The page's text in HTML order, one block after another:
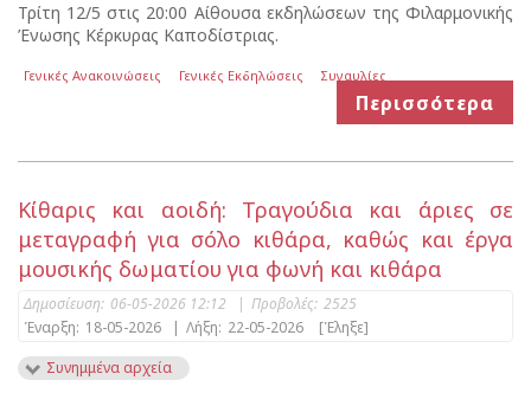
Τρίτη 12/5 στις 20:00 Αίθουσα εκδηλώσεων της Φιλαρμονικής
Ένωσης Κέρκυρας Καποδίστριας.
Γενικές Ανακοινώσεις Γενικές Εκδηλώσεις Συναυλίες
Περισσότερα
Κίθαρις και αοιδή: Τραγούδια και άριες σε
μεταγραφή για σόλο κιθάρα, καθώς και έργα
μουσικής δωματίου για φωνή και κιθάρα
Δημοσίευση: 06-05-2026 12:12 | Προβολές: 2525
Έναρξη: 18-05-2026 | Λήξη: 22-05-2026
[Έληξε]
Συνημμένα αρχεία